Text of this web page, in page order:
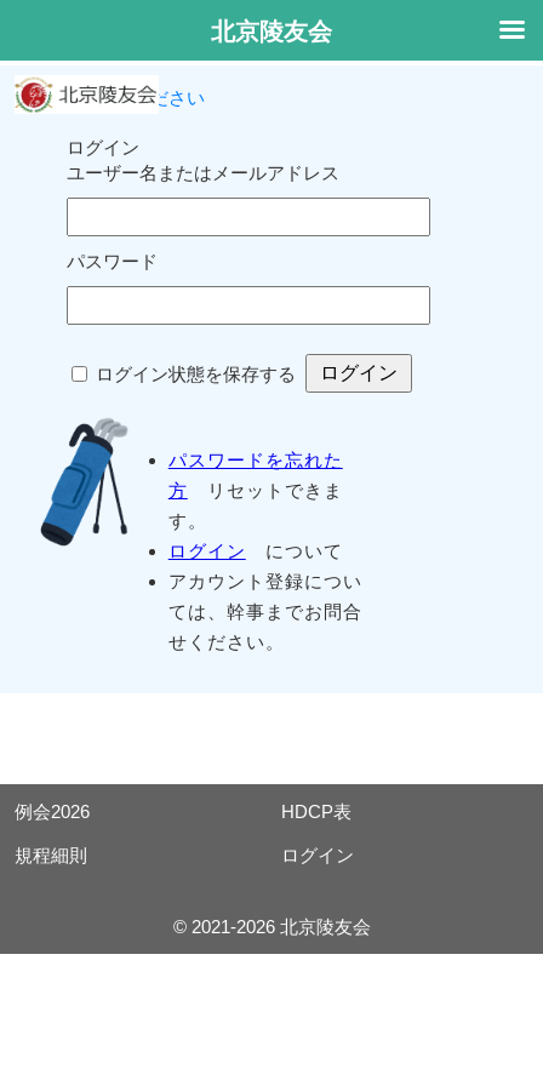
ログインしてください
ログイン
ユーザー名またはメールアドレス
パスワード
ログイン状態を保存する
パスワードを忘れた
方 リセットできま
す。
ログイン
について
アカウント登録につい
ては、幹事までお問合
せください。
例会2026 HDCP表
規程細則 ログイン
© 2021-2026 北京陵友会
北京陵友会